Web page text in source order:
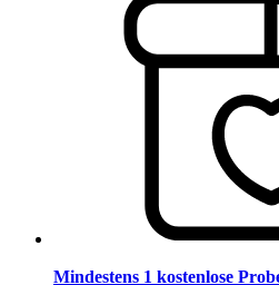
Mindestens 1 kostenlose